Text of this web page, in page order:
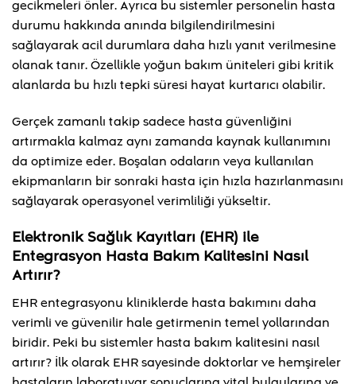
gecikmeleri önler. Ayrıca bu sistemler personelin hasta
durumu hakkında anında bilgilendirilmesini
sağlayarak acil durumlara daha hızlı yanıt verilmesine
olanak tanır. Özellikle yoğun bakım üniteleri gibi kritik
alanlarda bu hızlı tepki süresi hayat kurtarıcı olabilir.
Gerçek zamanlı takip sadece hasta güvenliğini
artırmakla kalmaz aynı zamanda kaynak kullanımını
da optimize eder. Boşalan odaların veya kullanılan
ekipmanların bir sonraki hasta için hızla hazırlanmasını
sağlayarak operasyonel verimliliği yükseltir.
Elektronik Sağlık Kayıtları (EHR) ile
Entegrasyon Hasta Bakım Kalitesini Nasıl
Artırır?
EHR entegrasyonu kliniklerde hasta bakımını daha
verimli ve güvenilir hale getirmenin temel yollarından
biridir. Peki bu sistemler hasta bakım kalitesini nasıl
artırır? İlk olarak EHR sayesinde doktorlar ve hemşireler